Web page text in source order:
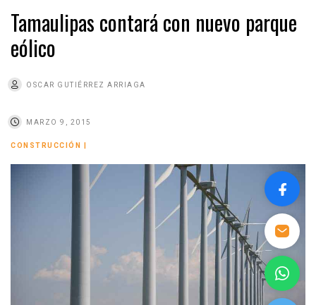
Tamaulipas contará con nuevo parque
eólico
OSCAR GUTIÉRREZ ARRIAGA
MARZO 9, 2015
CONSTRUCCIÓN